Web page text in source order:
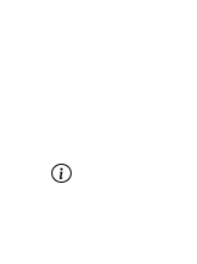
die ich jemals
und Nacht ist